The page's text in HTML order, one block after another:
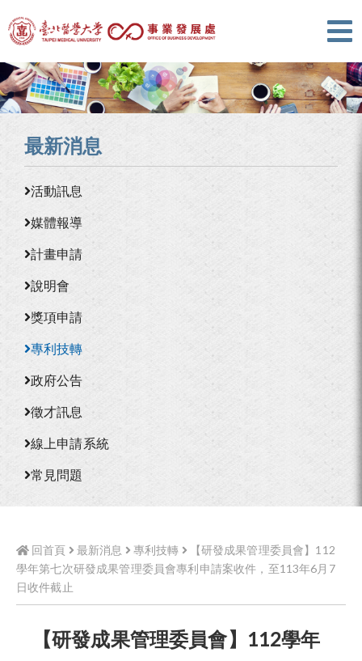
最新消息
活動訊息
媒體報導
計畫申請
說明會
獎項申請
專利技轉
政府公告
徵才訊息
線上申請系統
常見問題
回首頁 最新消息 專利技轉
【研發成果管理委員會】112
學年第七次研發成果管理委員會專利申請案收件，至113年6月7
日收件截止
【研發成果管理委員會】112學年